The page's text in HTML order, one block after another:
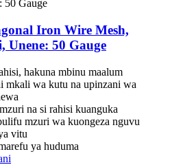
Iron Wire Mesh,
Unene: 50 Gauge
hakuna mbinu maalum
mkali wa kutu na upinzani wa
na si rahisi kuanguka
mzuri wa kuongeza nguvu
vitu
ya huduma